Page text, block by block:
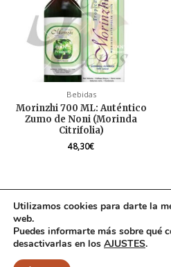
Bebidas
Morinzhi 700 ML: Auténtico
Zumo de Noni (Morinda
Citrifolia)
48,30€
Copyright © 2026 |DXN© 2021 -
Utilizamos cookies para darte la
web.
Puedes informarte más sobre qué
desactivarlas en los AJUSTES.